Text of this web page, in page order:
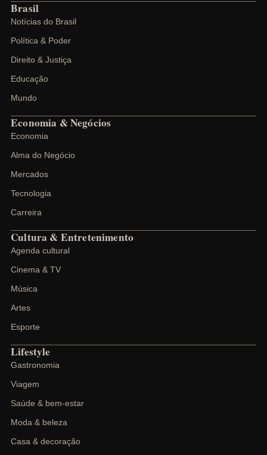
Brasil
Notícias do Brasil
Política & Poder
Direito & Justiça
Educação
Mundo
Economia & Negócios
Economia
Alma do Negócio
Mercados
Tecnologia
Carreira
Cultura & Entretenimento
Agenda cultural
Cinema & TV
Música
Artes
Esporte
Lifestyle
Gastronomia
Viagem
Saúde & bem-estar
Moda & beleza
Casa & decoração